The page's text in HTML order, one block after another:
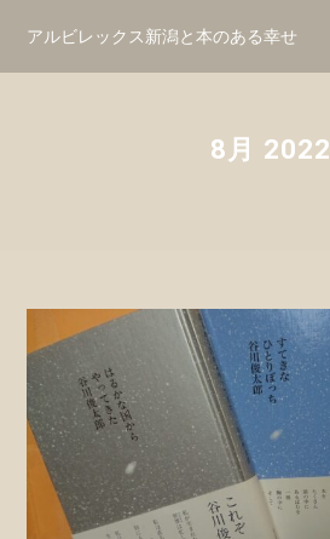
アルビレックス新潟と本のある幸せ
8月 2022